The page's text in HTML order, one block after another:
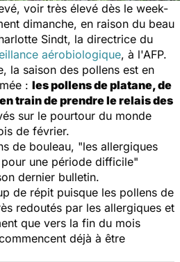
voir très élevé dès le week-
dimanche, en raison du beau
Sindt, la directrice du
aérobiologique, à l'AFP.
la saison des pollens est en
: les pollens de platane, de
train de prendre le relais des
sur le pourtour du monde
de février.
de bouleau, "les allergiques
une période difficile"
dernier bulletin.
de répit puisque les pollens de
redoutés par les allergiques et
que vers la fin du mois
déjà à être